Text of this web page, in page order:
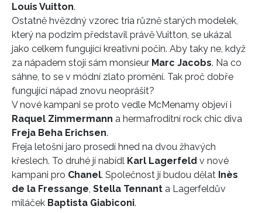
Louis Vuitton.
Ostatně hvězdný vzorec tria různě starých modelek,
který na podzim představil právě Vuitton, se ukázal
jako celkem fungující kreativní počin. Aby taky ne, když
za nápadem stojí sám monsieur Marc Jacobs. Na co
sáhne, to se v módní zlato promění. Tak proč dobře
fungující nápad znovu neoprášit?
V nové kampani se proto vedle McMenamy objeví i
Raquel Zimmermann a hermafroditní rock chic diva
Freja Beha Erichsen.
Freja letošní jaro prosedí hned na dvou žhavých
křeslech. To druhé jí nabídl Karl Lagerfeld v nové
kampani pro Chanel. Společnost jí budou dělat Inès
de la Fressange Stella Tennant a Lagerfeldův
miláček Baptista Giabiconi.